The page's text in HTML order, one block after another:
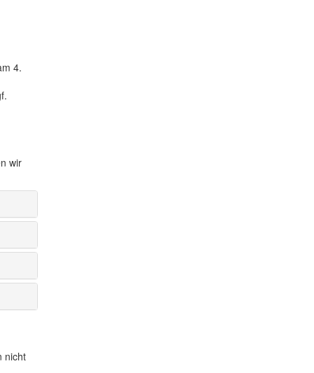
4.
wir
nicht